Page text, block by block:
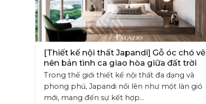
[Thiết kế nội thất Japandi] Gỗ óc chó vẽ
nên bản tình ca giao hòa giữa đất trời
Trong thế giới thiết kế nội thất đa dạng và
phong phú, Japandi nổi lên như một làn gió
mới, mang đến sự kết hợp...